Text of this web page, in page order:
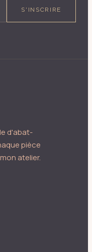
S'INSCRIRE
d'abat-
pièce
atelier.